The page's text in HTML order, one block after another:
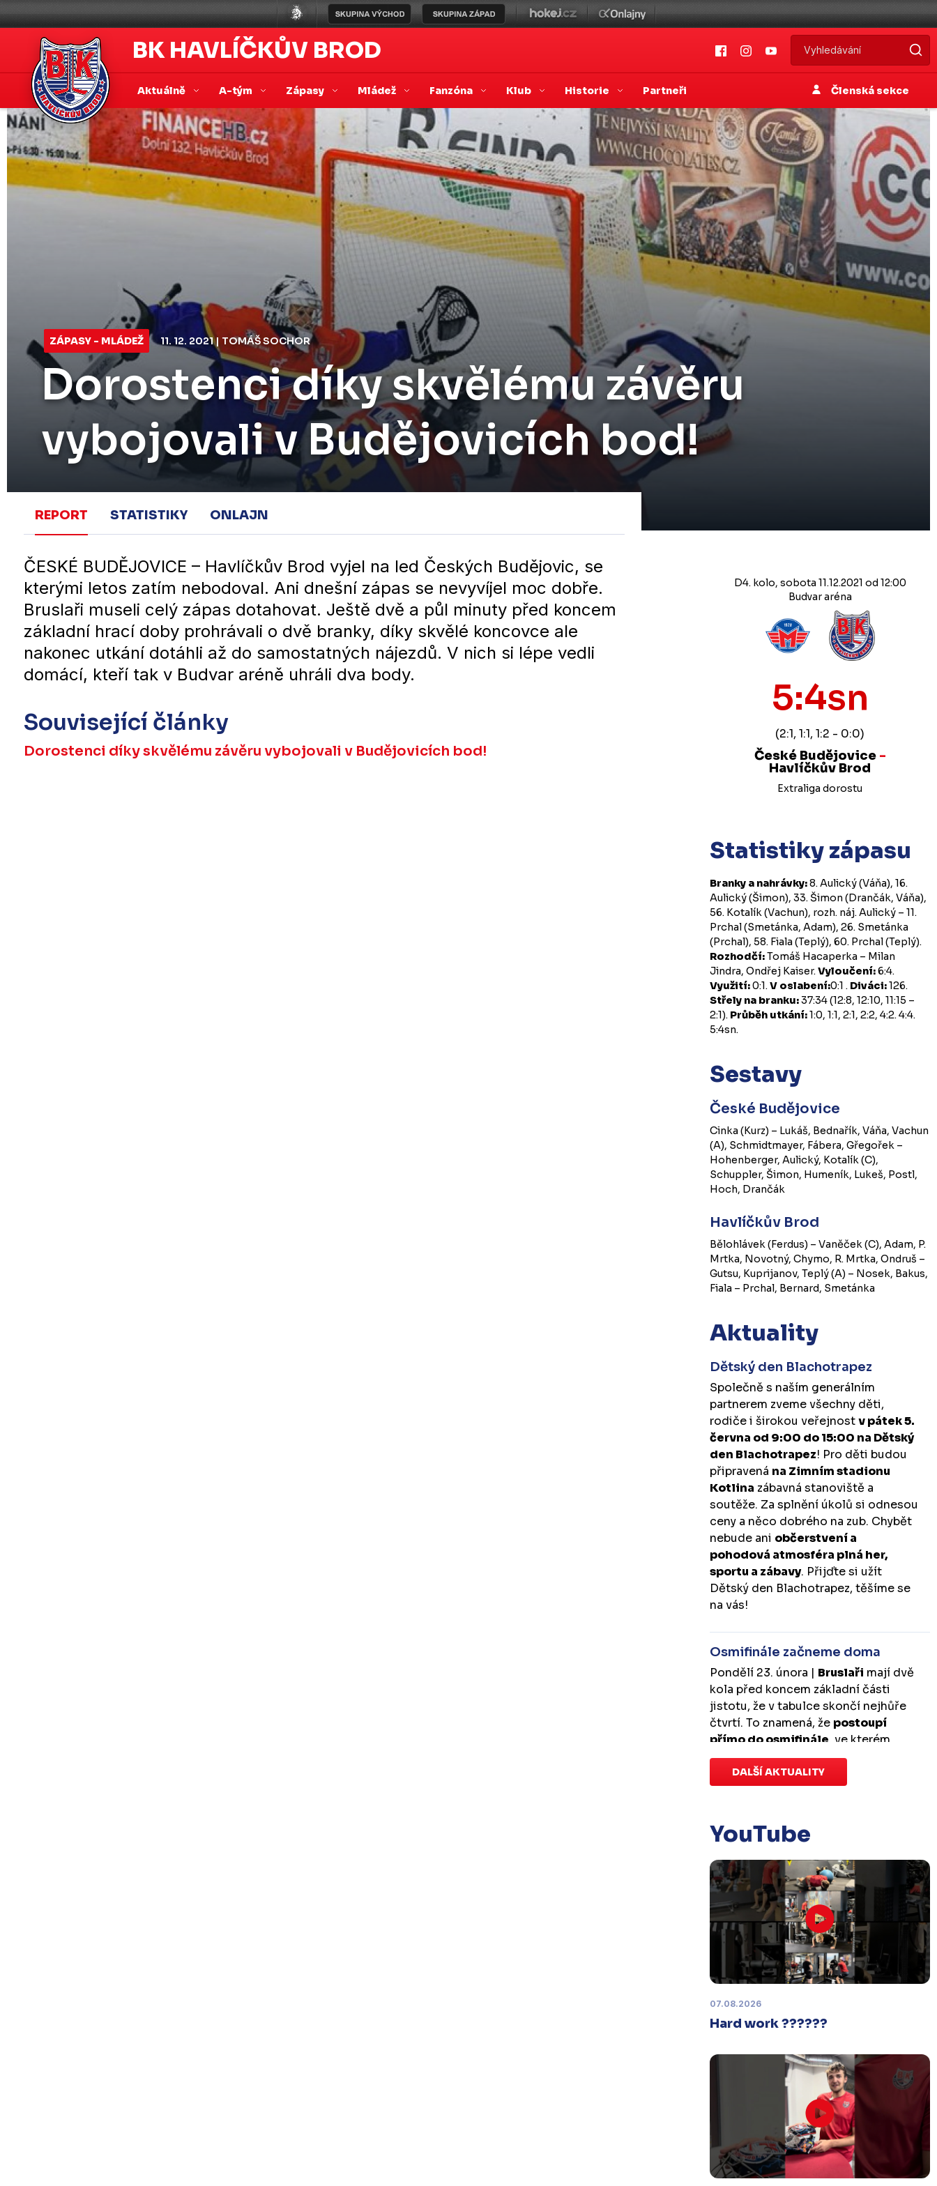
BK HAVLÍČKŮV BROD
Aktuálně A-tým Zápasy Mládež Fanzóna Klub Historie Partneři Členská sekce
ZÁPASY - MLÁDEŽ 11. 12. 2021 | TOMÁŠ SOCHOR
Dorostenci díky skvělému závěru
vybojovali v Budějovicích bod!
REPORT STATISTIKY ONLAJN
ČESKÉ BUDĚJOVICE – Havlíčkův Brod vyjel na led Českých Budějovic, se
kterými letos zatím nebodoval. Ani dnešní zápas se nevyvíjel moc dobře.
Bruslaři museli celý zápas dotahovat. Ještě dvě a půl minuty před koncem
základní hrací doby prohrávali o dvě branky, díky skvělé koncovce ale
nakonec utkání dotáhli až do samostatných nájezdů. V nich si lépe vedli
domácí, kteří tak v Budvar aréně uhráli dva body.
Související články
Dorostenci díky skvělému závěru vybojovali v Budějovicích bod!
D4. kolo, sobota 11.12.2021 od 12:00
Budvar aréna
5:4sn
(2:1, 1:1, 1:2 - 0:0)
České Budějovice -
Havlíčkův Brod
Extraliga dorostu
Statistiky zápasu
Branky a nahrávky:8. Aulický (Váňa), 16.
Aulický (Šimon), 33. Šimon (Drančák, Váňa),
56. Kotalík (Vachun), rozh. náj. Aulický – 11.
Prchal (Smetánka, Adam), 26. Smetánka
(Prchal), 58. Fiala (Teplý), 60. Prchal (Teplý).
Rozhodčí:Tomáš Hacaperka – Milan
Jindra, Ondřej Kaiser.Vyloučení:6:4.
Využití:0:1.V oslabení:0:1 . Diváci:126.
Střely na branku:37:34 (12:8, 12:10, 11:15 –
2:1). Průběh utkání:1:0, 1:1, 2:1, 2:2, 4:2. 4:4.
5:4sn.
Sestavy
České Budějovice
Cinka (Kurz) – Lukáš, Bednařík, Váňa, Vachun
(A), Schmidtmayer, Fábera, Gřegořek –
Hohenberger, Aulický, Kotalík (C),
Schuppler, Šimon, Humeník, Lukeš, Postl,
Hoch, Drančák
Havlíčkův Brod
Bělohlávek (Ferdus) – Vaněček (C), Adam, P.
Mrtka, Novotný, Chymo, R. Mrtka, Ondruš –
Gutsu, Kuprijanov, Teplý (A) – Nosek, Bakus,
Fiala – Prchal, Bernard, Smetánka
Aktuality
Dětský den Blachotrapez
Společně s naším generálním
partnerem zveme všechny děti,
rodiče i širokou veřejnostv pátek 5.
června od 9:00 do 15:00 na Dětský
den Blachotrapez! Pro děti budou
připravená na Zimním stadionu
Kotlina zábavná stanoviště a
soutěže. Za splnění úkolů si odnesou
ceny a něco dobrého na zub. Chybět
nebude ani občerstvení a
pohodová atmosféra plná her,
sportu a zábavy. Přijďte si užít
Dětský den Blachotrapez, těšíme se
na vás!
Osmifinále začneme doma
Pondělí 23. února | Bruslaři mají dvě
kola před koncem základní části
jistotu, že v tabulce skončí nejhůře
čtvrtí. To znamená, že postoupí
přímo do osmifinále , ve kterém
budou mítvýhodu domácího
prostředí.První zápas se v Kotlině
odehraje v úterý 10. března od
17:00
. Případný pátý rozhodující
duel by se hrál v Kotlině ve středu 18.
března od 18:00.
Zápas dorostu je odložen
Čtvrtek 29. ledna |Utkání dorostu v
Šumperku,které se mělo odehrát v
pátek 30. ledna ve 14:15,je
odloženo!Odehraje se v náhradním
Úterý 27. ledna |Utkání 32. kola v
, které se mělo původně
odehrát 31. ledna, bylo z důvodu
marodky Králů
odloženo. Kluby se
domluvily na náhradním termínu,
Bruslaři se s Pískem utkají venku
pondělí 16. února od 18:00 .
DALŠÍ AKTUALITY
YouTube
07.08.2026
Hard work ??????